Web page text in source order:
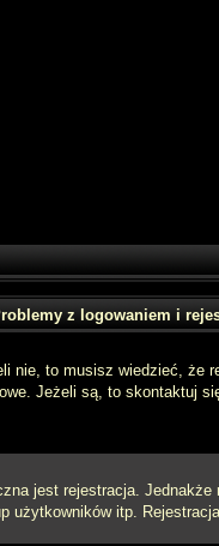
z logowaniem i
to musisz wiedzieć,
Jeżeli są, to
jest rejestracja.
użytkowników itp.